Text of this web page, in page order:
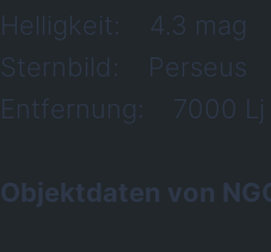
Helligkeit: 4.3 mag
Sternbild: Perseus
Entfernung: 7000 Lj
Objektdaten von